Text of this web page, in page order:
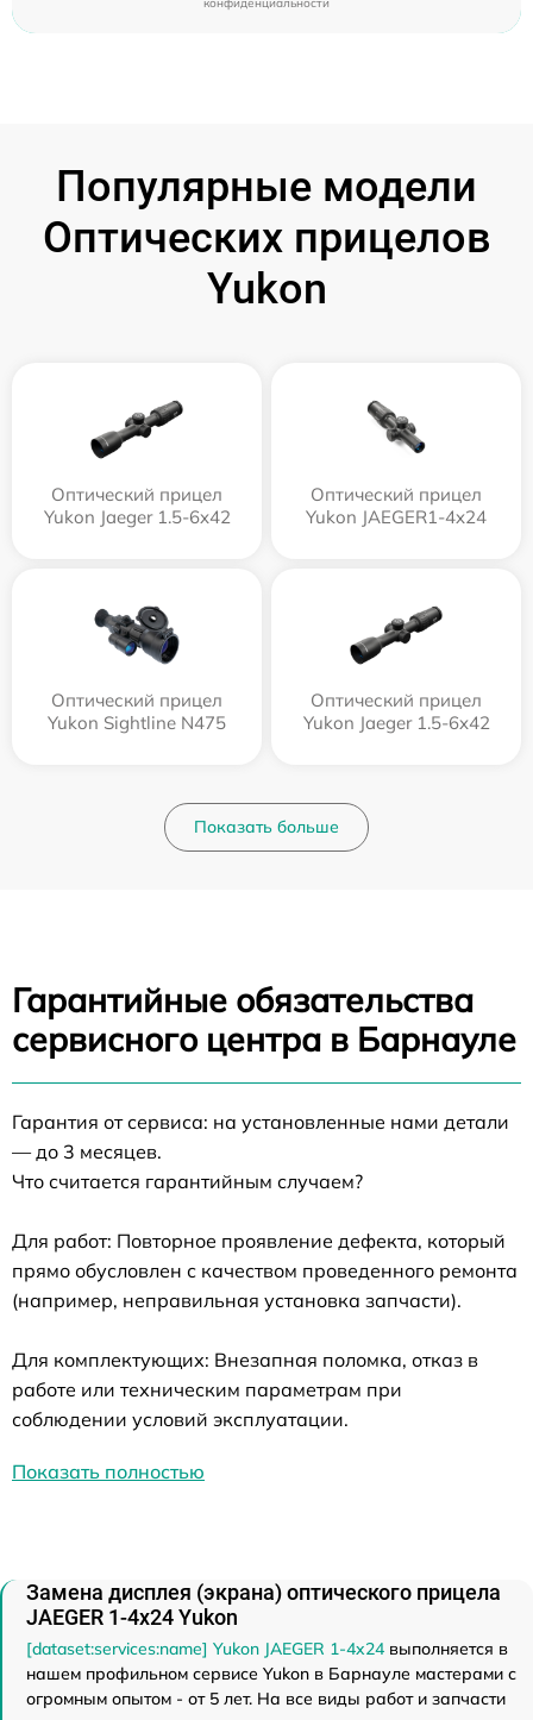
конфиденциальности
Популярные модели
Оптических прицелов
Yukon
Оптический прицел
Yukon Jaeger 1.5-6x42
Оптический прицел
Yukon JAEGER1-4x24
Оптический прицел
Yukon Sightline N475
Оптический прицел
Yukon Jaeger 1.5-6x42
Показать больше
Гарантийные обязательства
сервисного центра в Барнауле
Гарантия от сервиса: на установленные нами детали
— до 3 месяцев.
Что считается гарантийным случаем?
Для работ: Повторное проявление дефекта, который
прямо обусловлен с качеством проведенного ремонта
(например, неправильная установка запчасти).
Для комплектующих: Внезапная поломка, отказ в
работе или техническим параметрам при
соблюдении условий эксплуатации.
Показать полностью
Замена дисплея (экрана) оптического прицела
JAEGER 1-4x24 Yukon
[dataset:services:name] Yukon JAEGER 1-4x24 выполняется в
нашем профильном сервисе Yukon в Барнауле мастерами с
огромным опытом - от 5 лет. На все виды работ и запчасти